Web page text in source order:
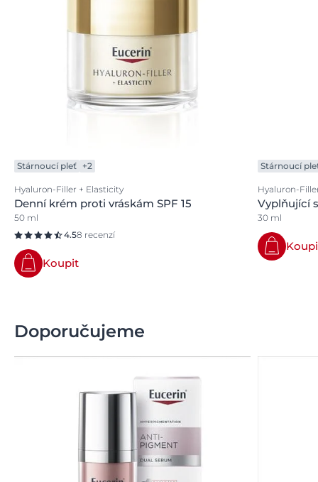
Stárnoucí pleť +2
Hyaluron-Filler + Elasticity
Denní krém proti vráskám SPF 15
50 ml
4.58 recenzí
Koupit
Stárnoucí
Hyaluron-
Vyplňující
30 ml
Doporučujeme